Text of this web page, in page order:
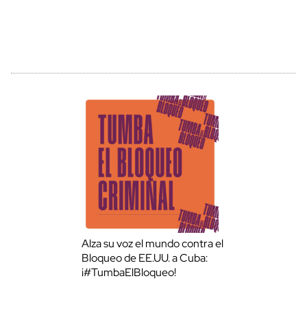
Alza su voz el mundo contra el
Bloqueo de EE.UU. a Cuba:
¡#TumbaElBloqueo!